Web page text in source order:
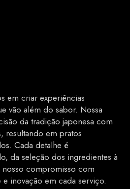
em criar experiências
vão além do sabor. Nossa
da tradição japonesa com
resultando em pratos
Cada detalhe é
da seleção dos ingredientes à
compromisso com
inovação em cada serviço.